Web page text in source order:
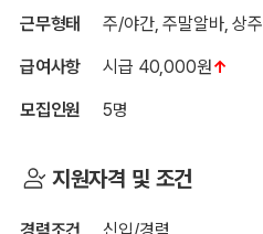
근무형태 주/야간, 주말알바, 상주
급여사항 시급 40,000원↑
모집인원 5명
지원자격 및 조건
경력조건 신입/경력